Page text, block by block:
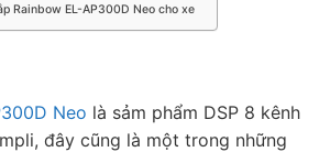
Rainbow EL-AP300D Neo cho xe
Neo là sảm phẩm DSP 8 kênh
đây cũng là một trong những